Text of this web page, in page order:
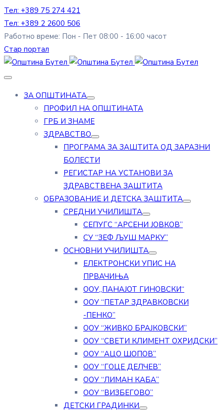
Тел: +389 75 274 421
Тел: +389 2 2600 506
Работно време: Пон - Пет 08:00 - 16:00 часот
Стар портал
ЗА ОПШТИНАТА
ПРОФИЛ НА ОПШТИНАТА
ГРБ И ЗНАМЕ
ЗДРАВСТВО
ПРОГРАМА ЗА ЗАШТИТА ОД ЗАРАЗНИ
БОЛЕСТИ
РЕГИСТАР НА УСТАНОВИ ЗА
ЗДРАВСТВЕНА ЗАШТИТА
ОБРАЗОВАНИЕ И ДЕТСКА ЗАШТИТА
СРЕДНИ УЧИЛИШТА
СЕПУГС “АРСЕНИ ЈОВКОВ”
СУ “ЗЕФ ЉУШ МАРКУ”
ОСНОВНИ УЧИЛИШТА
ЕЛЕКТРОНСКИ УПИС НА
ПРВАЧИЊА
ООУ„ПАНАЈОТ ГИНОВСКИ“
ООУ “ПЕТАР ЗДРАВКОВСКИ
-ПЕНКО”
ООУ “ЖИВКО БРАЈКОВСКИ”
ООУ “СВЕТИ КЛИМЕНТ ОХРИДСКИ”
ООУ “АЦО ШОПОВ”
ООУ “ГОЦЕ ДЕЛЧЕВ”
ООУ “ЛИМАН КАБА”
ООУ “ВИЗБЕГОВО”
ДЕТСКИ ГРАДИНКИ